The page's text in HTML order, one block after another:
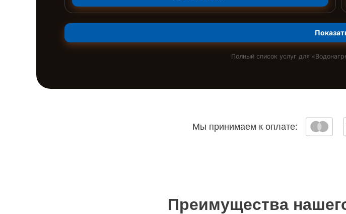
Полный список услуг для «
Мы принимаем к оплате:
Преимущества